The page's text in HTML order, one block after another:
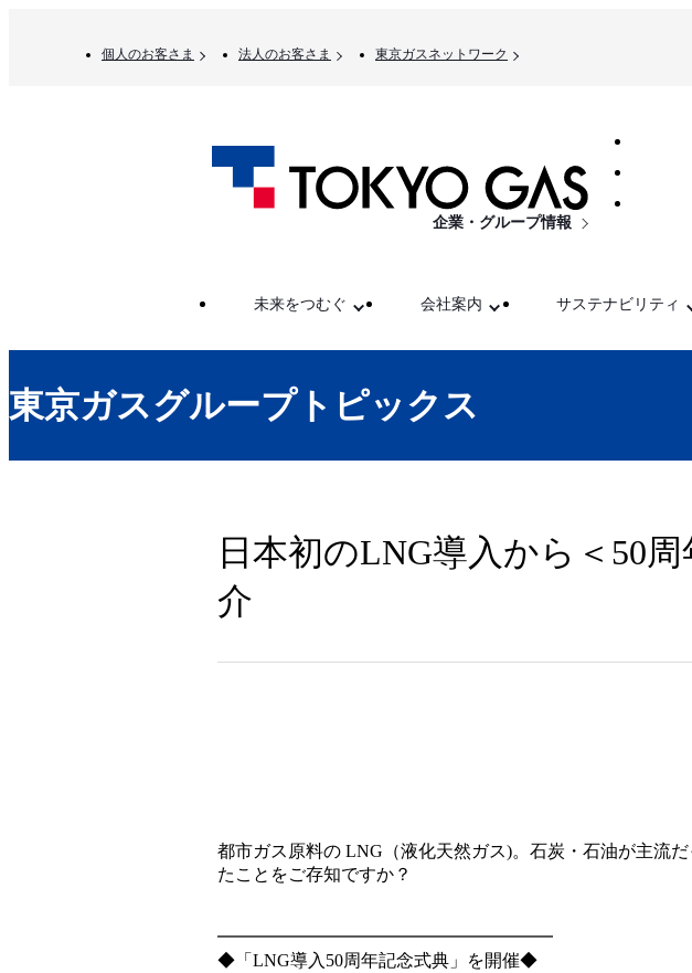
個人のお客さま 法人のお客さま 東京ガスネットワーク
企業・グループ情報
未来をつむぐ 会社案内 サステナビリティ
東京ガスグループトピックス
日本初のLNG導入から＜50
介
都市ガス原料の LNG（液化天然ガス)。石炭・石油が主流
たことをご存知ですか？
━━━━━━━━━━━━━━━━━━━
◆「LNG導入50周年記念式典」を開催◆